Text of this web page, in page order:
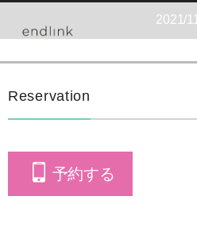
2021/11
Reservation
予約する